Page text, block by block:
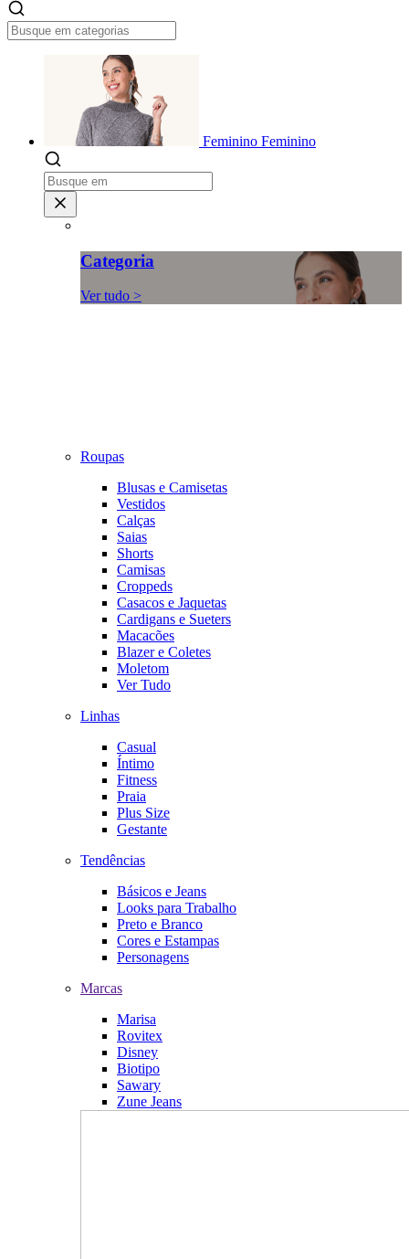
Feminino Feminino
Categoria
Ver tudo >
Roupas
Blusas e Camisetas
Vestidos
Calças
Saias
Shorts
Camisas
Croppeds
Casacos e Jaquetas
Cardigans e Sueters
Macacões
Blazer e Coletes
Moletom
Ver Tudo
Linhas
Casual
Íntimo
Fitness
Praia
Plus Size
Gestante
Tendências
Básicos e Jeans
Looks para Trabalho
Preto e Branco
Cores e Estampas
Personagens
Marcas
Marisa
Rovitex
Disney
Biotipo
Sawary
Zune Jeans